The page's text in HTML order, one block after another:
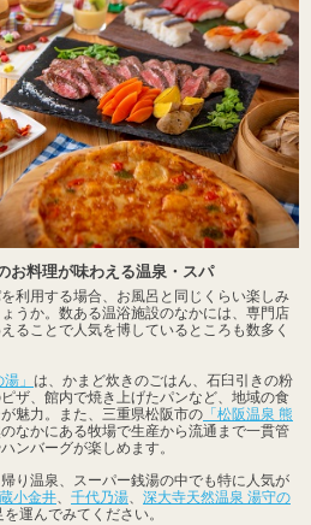
お料理が味わえる温泉・スパ
利用する場合、お風呂と同じくらい楽しみ
うか。数ある温浴施設のなかには、専門店
ることで人気を博しているところも数多く
」 は、かまど炊きのごはん、石臼引きの粉
ザ、館内で焼き上げたパンなど、地域の食
魅力。また、三重県松阪市の 「松阪温泉 熊
なかにある牧場で生産から流通まで一貫管
ンバーグが楽しめます。
り温泉、スーパー銭湯の中でも特に人気が
小金井、 千代乃湯、 深大寺天然温泉 湯守の
運んでみてください。